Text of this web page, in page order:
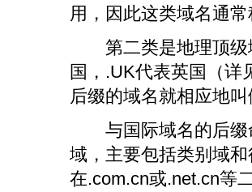
用，因此这类域名通
第二类是地理顶级
国，.UK代表英国（详
后缀的域名就相应地叫
与国际域名的后缀
域，主要包括类别域
在.com.cn或.net.cn等